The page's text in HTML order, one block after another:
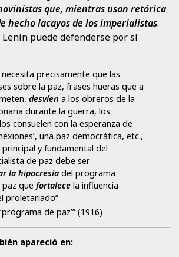
que, mientras usan retórica
hecho lacayos de los imperialistas.
Lenin puede defenderse por sí
precisamente que las
sobre la paz, frases hueras que a
desvíen a los obreros de la
durante la guerra, los
consuelen con la esperanza de
una paz democrática, etc.,
principal y fundamental del
de paz debe ser
la hipocresía del programa
que fortalece la influencia
proletariado”.
de paz’” (1916)
apareció en: